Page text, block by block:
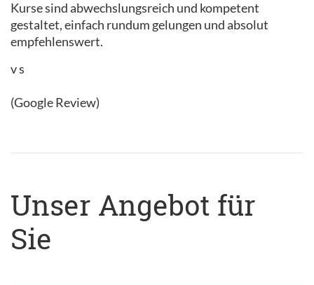
Kurse sind abwechslungsreich und kompetent
gestaltet, einfach rundum gelungen und absolut
empfehlenswert.
v s
(Google Review)
Unser Angebot für
Sie